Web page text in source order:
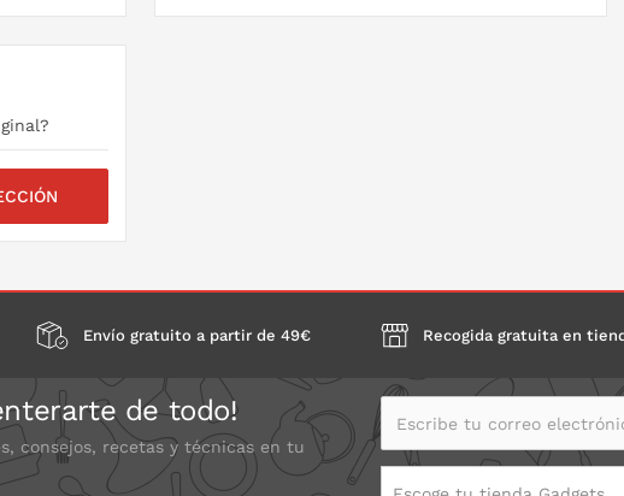
Envío gratuito a partir de 49€ Recogida gratuita en
de todo!
consejos, recetas y técnicas en tu
Escribe tu correo electrónico
Escoge tu tienda Gadgets